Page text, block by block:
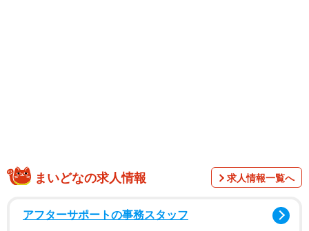
まいどなの求人情報 求人情報一覧へ
アフターサポートの事務スタッフ